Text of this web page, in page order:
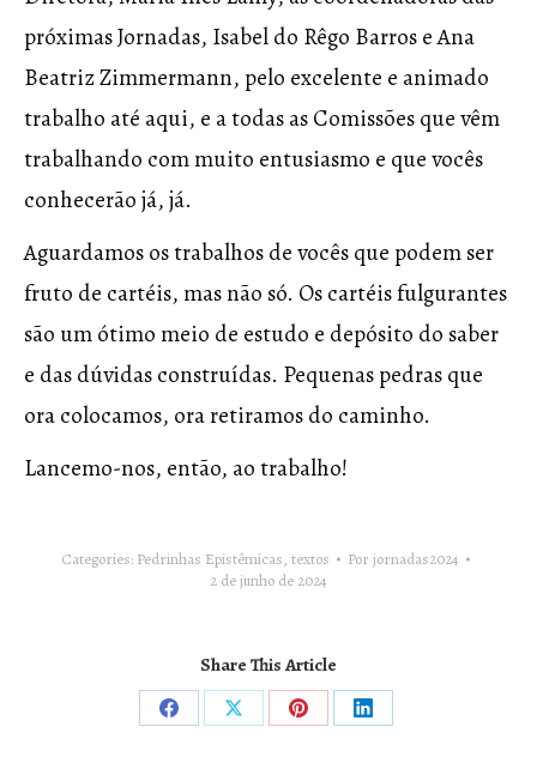
próximas Jornadas, Isabel do Rêgo Barros e Ana
Beatriz Zimmermann, pelo excelente e animado
trabalho até aqui, e a todas as Comissões que vêm
trabalhando com muito entusiasmo e que vocês
conhecerão já, já.
Aguardamos os trabalhos de vocês que podem ser
fruto de cartéis, mas não só. Os cartéis fulgurantes
são um ótimo meio de estudo e depósito do saber
e das dúvidas construídas. Pequenas pedras que
ora colocamos, ora retiramos do caminho.
Lancemo-nos, então, ao trabalho!
Categories: Pedrinhas Epistêmicas, textos Por jornadas2024
2 de junho de 2024
Share This Article
CompartilharCompartilharCompartilharCompartilhar